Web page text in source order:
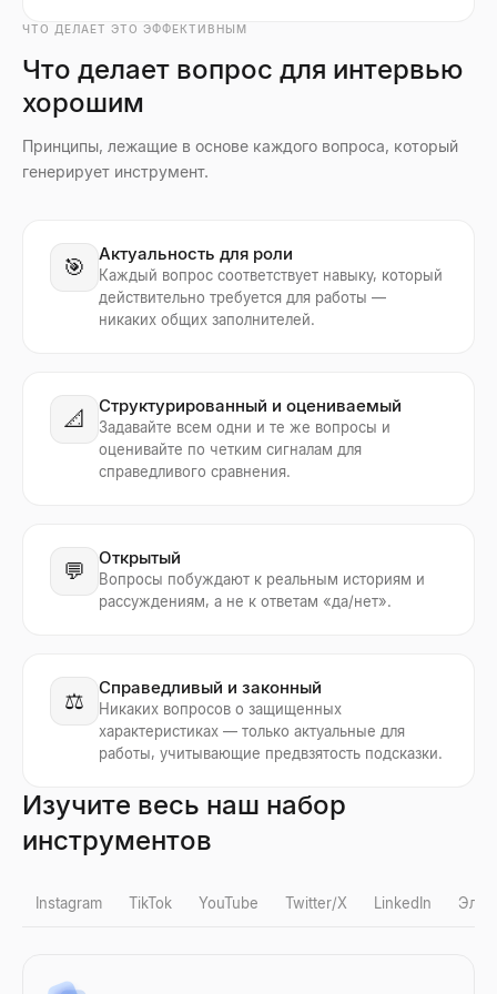
ЧТО ДЕЛАЕТ ЭТО ЭФФЕКТИВНЫМ
Что делает вопрос для интервью
хорошим
Принципы, лежащие в основе каждого вопроса, который
генерирует инструмент.
🎯
Актуальность для роли
Каждый вопрос соответствует навыку, который
действительно требуется для работы —
никаких общих заполнителей.
📐
Структурированный и оцениваемый
Задавайте всем одни и те же вопросы и
оценивайте по четким сигналам для
справедливого сравнения.
💬
Открытый
Вопросы побуждают к реальным историям и
рассуждениям, а не к ответам «да/нет».
⚖️
Справедливый и законный
Никаких вопросов о защищенных
характеристиках — только актуальные для
работы, учитывающие предвзятость подсказки.
Изучите весь наш набор
инструментов
Instagram TikTok YouTube Twitter/X LinkedIn